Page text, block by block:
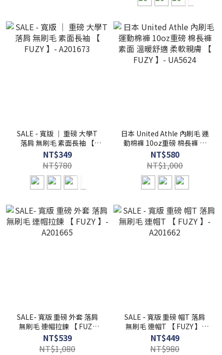
SALE - 寬版 ｜ 重磅 大學T
落肩 無刷毛 素面長袖 【
FUZY 】- A201673
NT$349
NT$780
日本 United Athle 內刷毛 運
動棉褲 10oz重磅 棉長褲 素
面 溫暖舒適 柔軟親膚 【
FUZY 】- UA5624
NT$580
NT$1,000
SALE- 寬版 重磅 外套 落肩
無刷毛 連帽拉鍊 【 FUZY
】- A201665
NT$539
NT$1,080
SALE - 寬版 重磅 帽T 落肩
無刷毛 連帽T 【 FUZY 】-
A201662
NT$449
NT$980